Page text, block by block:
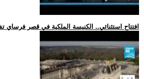
.. افتتاح استثنائي.. الكنيسة الملكية في قصر فرساي